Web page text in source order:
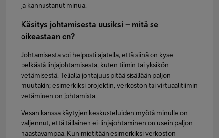
ja kannustanut minua.
Käsitys johtamisesta uusiksi – mitä se
oikeastaan on?
Johtamisesta voi helposti ajatella, että siinä on kyse
pelkästä linjajohtamisesta, kuten tiimin tai yksikön
vetämisestä. Telialla johtajuus pitää sisällään paljon
muutakin; esimerkiksi projektin, verkoston tai virtuaalitiimin
vetäminen on johtamista.
Vesan kanssa käytyjen keskusteluiden myötä minulle on
valjennut, että tällainen ei-linjajohtaminen on usein paljon
haastavampaa. Kun mietitään esimerkiksi verkoston